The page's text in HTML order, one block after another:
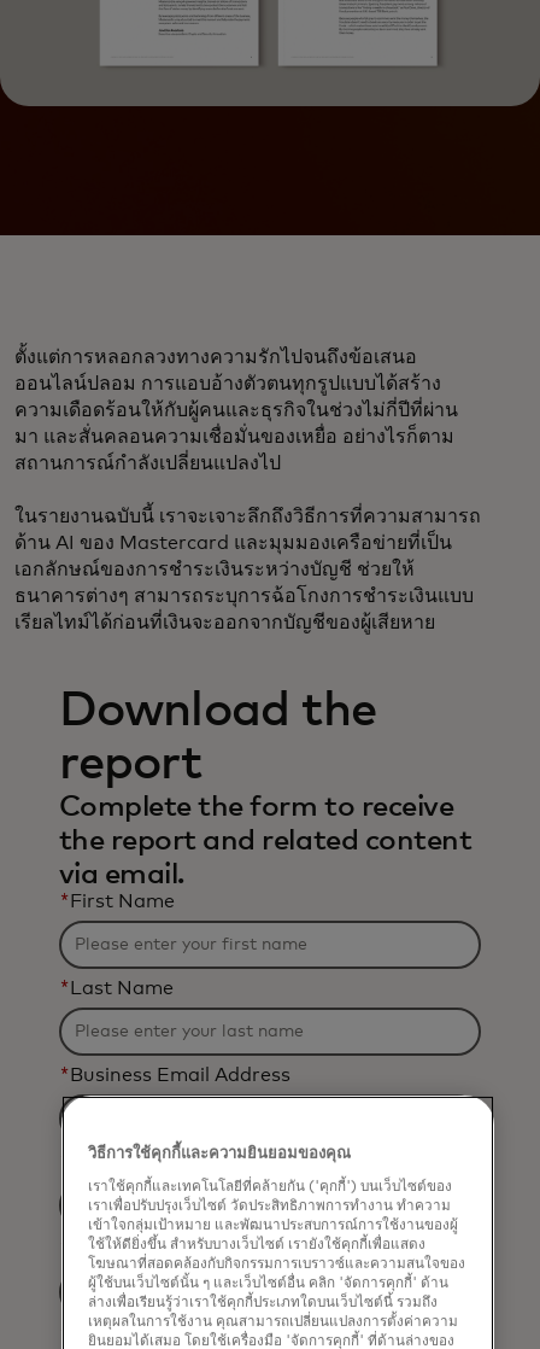
ตั้งแต่การหลอกลวงทางความรักไปจนถึงข้อเสนอ
ออนไลน์ปลอม การแอบอ้างตัวตนทุกรูปแบบได้สร้าง
ความเดือดร้อนให้กับผู้คนและธุรกิจในช่วงไม่กี่ปีที่ผ่าน
มา และสั่นคลอนความเชื่อมั่นของเหยื่อ อย่างไรก็ตาม
สถานการณ์กำลังเปลี่ยนแปลงไป
ในรายงานฉบับนี้ เราจะเจาะลึกถึงวิธีการที่ความสามารถ
ด้าน AI ของ Mastercard และมุมมองเครือข่ายที่เป็น
เอกลักษณ์ของการชำระเงินระหว่างบัญชี ช่วยให้
ธนาคารต่างๆ สามารถระบุการฉ้อโกงการชำระเงินแบบ
เรียลไทม์ได้ก่อนที่เงินจะออกจากบัญชีของผู้เสียหาย
Download the
report
Complete the form to receive
the report and related content
via email.
* First Name
* Last Name
* Business Email Address
Job Title
Organization Name
Country
วิธีการใช้คุกกี้และความยินยอมของคุณ
เราใช้คุกกี้และเทคโนโลยีที่คล้ายกัน ('คุกกี้') บนเว็บไซต์ของ
เราเพื่อปรับปรุงเว็บไซต์ วัดประสิทธิภาพการทำงาน ทำความ
เข้าใจกลุ่มเป้าหมาย และพัฒนาประสบการณ์การใช้งานของผู้
ใช้ให้ดียิ่งขึ้น สำหรับบางเว็บไซต์ เรายังใช้คุกกี้เพื่อแสดง
โฆษณาที่สอดคล้องกับกิจกรรมการเบราวซ์และความสนใจของ
ผู้ใช้บนเว็บไซต์นั้น ๆ และเว็บไซต์อื่น คลิก 'จัดการคุกกี้' ด้าน
ล่างเพื่อเรียนรู้ว่าเราใช้คุกกี้ประเภทใดบนเว็บไซต์นี้ รวมถึง
เหตุผลในการใช้งาน คุณสามารถเปลี่ยนแปลงการตั้งค่าความ
ยินยอมได้เสมอ โดยใช้เครื่องมือ 'จัดการคุกกี้' ที่ด้านล่างของ